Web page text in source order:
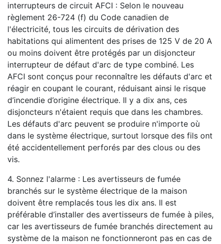
interrupteurs de circuit AFCI : Selon le nouveau
règlement 26-724 (f) du Code canadien de
l'électricité, tous les circuits de dérivation des
habitations qui alimentent des prises de 125 V de 20 A
ou moins doivent être protégés par un disjoncteur
interrupteur de défaut d'arc de type combiné. Les
AFCI sont conçus pour reconnaître les défauts d'arc et
réagir en coupant le courant, réduisant ainsi le risque
d’incendie d’origine électrique. Il y a dix ans, ces
disjoncteurs n'étaient requis que dans les chambres.
Les défauts d'arc peuvent se produire n'importe où
dans le système électrique, surtout lorsque des fils ont
été accidentellement perforés par des clous ou des
vis.
4. Sonnez l'alarme : Les avertisseurs de fumée
branchés sur le système électrique de la maison
doivent être remplacés tous les dix ans. Il est
préférable d’installer des avertisseurs de fumée à piles,
car les avertisseurs de fumée branchés directement au
système de la maison ne fonctionneront pas en cas de